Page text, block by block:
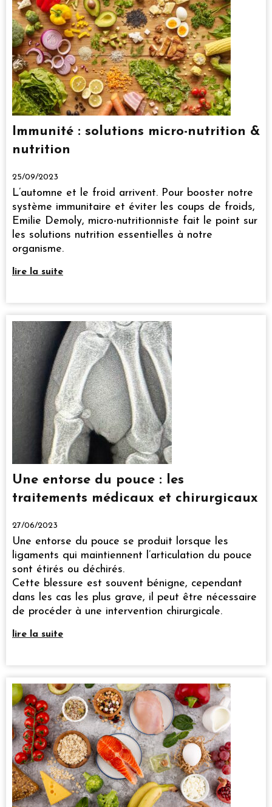
Immunité : solutions micro-nutrition &
nutrition
25/09/2023
L’automne et le froid arrivent. Pour booster notre
système immunitaire et éviter les coups de froids,
Emilie Demoly, micro-nutritionniste fait le point sur
les solutions nutrition essentielles à notre
organisme.
lire la suite
Une entorse du pouce : les
traitements médicaux et chirurgicaux
27/06/2023
Une entorse du pouce se produit lorsque les
ligaments qui maintiennent l’articulation du pouce
sont étirés ou déchirés.
Cette blessure est souvent bénigne, cependant
dans les cas les plus grave, il peut être nécessaire
de procéder à une intervention chirurgicale.
lire la suite